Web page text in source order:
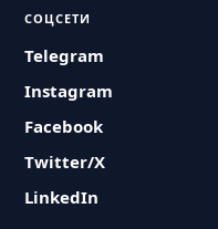
СОЦСЕТИ
Telegram
Instagram
Facebook
Twitter/X
LinkedIn